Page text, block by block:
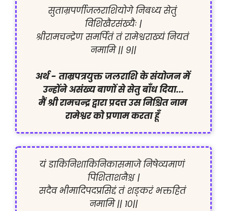
सुताम्रपर्णीजलराशियोगे निबध्य सेतुं
विशिखैरसंख्यैः |
श्रीरामचन्द्रेण समर्पितं तं रामेश्वराख्यं नियतं
नमामि || ९||
अर्थ - ताम्रपत्रयुक्त जलराशि के संयोजन में
उन्होंने असंख्य बाणों से सेतु बाँध दिया...
मैं श्री रामचन्द्र द्वारा प्रदत्त उस निश्चित नाम
रामेश्वर को प्रणाम करता हूँ
यं डाकिनिशाकिनिकासमाजे निषेव्यमाणं
पिशिताशनैश्च |
सदैव भीमादिपदप्रसिद्दं तं शङ्करं भक्तहितं
नमामि || १०||